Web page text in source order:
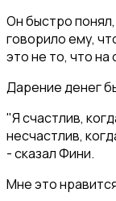
Он быстро
говорило ему,
это не то, что
Дарение денег
"Я счастлив,
несчастлив,
- сказал Фини.
Мне это